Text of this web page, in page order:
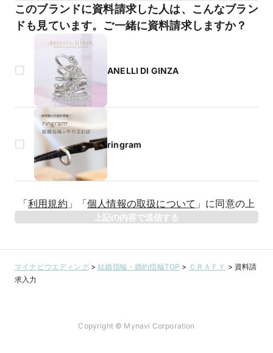
このブランドに資料請求した人は、こんなブラン
ドも見ています。ご一緒に資料請求しますか？
ANELLI DI GINZA
ringram
「利用規約 」 「個人情報の取扱について 」 に同意の上
上記の内容で送信する
マイナビウエディング>結婚指輪・婚約指輪TOP > ＣＲＡＦＹ > 資料請
求入力
Copyright © Mynavi Corporation